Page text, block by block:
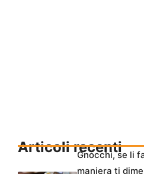
Articoli recenti
Gnocchi, se li
maniera ti